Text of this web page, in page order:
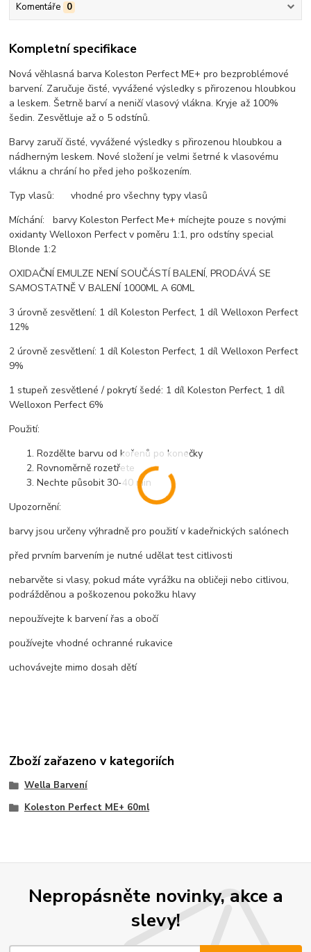
Komentáře 0
Kompletní specifikace
Nová věhlasná barva Koleston Perfect ME+ pro bezproblémové
barvení. Zaručuje čisté, vyvážené výsledky s přirozenou hloubkou
a leskem. Šetrně barví a neničí vlasový vlákna. Kryje až 100%
šedin. Zesvětluje až o 5 odstínů.
Barvy zaručí čisté, vyvážené výsledky s přirozenou hloubkou a
nádherným leskem. Nové složení je velmi šetrné k vlasovému
vláknu a chrání ho před jeho poškozením.
Typ vlasů: vhodné pro všechny typy vlasů
Míchání: barvy Koleston Perfect Me+ míchejte pouze s novými
oxidanty Welloxon Perfect v poměru 1:1, pro odstíny special
Blonde 1:2
OXIDAČNÍ EMULZE NENÍ SOUČÁSTÍ BALENÍ, PRODÁVÁ SE
SAMOSTATNĚ V BALENÍ 1000ML A 60ML
3 úrovně zesvětlení: 1 díl Koleston Perfect, 1 díl Welloxon Perfect
12%
2 úrovně zesvětlení: 1 díl Koleston Perfect, 1 díl Welloxon Perfect
9%
1 stupeň zesvětlené / pokrytí šedé: 1 díl Koleston Perfect, 1 díl
Welloxon Perfect 6%
Použití:
Rozdělte barvu od kořenů po konečky
Rovnoměrně rozetřete
Nechte působit 30-40 min
Upozornění:
barvy jsou určeny výhradně pro použití v kadeřnických salónech
před prvním barvením je nutné udělat test citlivosti
nebarvěte si vlasy, pokud máte vyrážku na obličeji nebo citlivou,
podrážděnou a poškozenou pokožku hlavy
nepoužívejte k barvení řas a obočí
používejte vhodné ochranné rukavice
uchovávejte mimo dosah dětí
Zboží zařazeno v kategoriích
Wella Barvení
Koleston Perfect ME+ 60ml
Nepropásněte novinky, akce a
slevy!